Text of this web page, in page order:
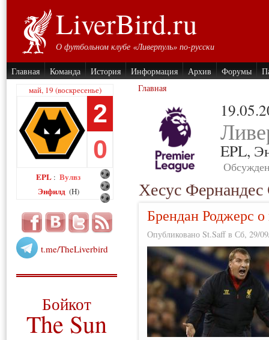
LiverBird.ru
О футбольном клубе «Ливерпуль» по-русски
Главная Команда История Информация Архив Форумы
май, 19 (воскресенье)
2
0
EPL : Вулвз
Энфилд (H)
t.me/TheLiverbird
Бойкот
The Sun
Главная
EPL,
Хесус
Брендан Роджерс о
Опубликовано St.Saff в Сб, 29/